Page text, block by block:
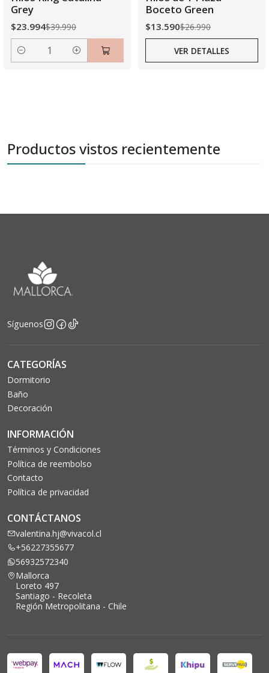
Grey
$23.994$39.990
Cantidad
Boceto Green
$13.590$26.990
VER DETALLES
Productos vistos recientemente
Síguenos
CATEGORÍAS
Dormitorio
Baño
Decoración
INFORMACIÓN
Términos y Condiciones
Política de reembolso
Contacto
Política de privacidad
CONTÁCTANOS
valentina.hj@vivacol.cl
+56227355677
56932572340
Mallorca
Loreto 497
Santiago - Recoleta
Región Metropolitana - Chile